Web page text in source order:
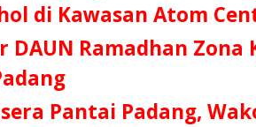
di Kawasan Atom
DAUN Ramadhan Zona
Pantai Padang,